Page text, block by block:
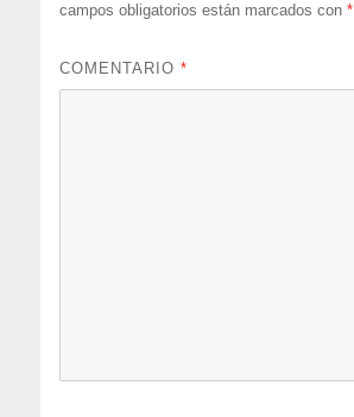
campos obligatorios están marcados con*
COMENTARIO*